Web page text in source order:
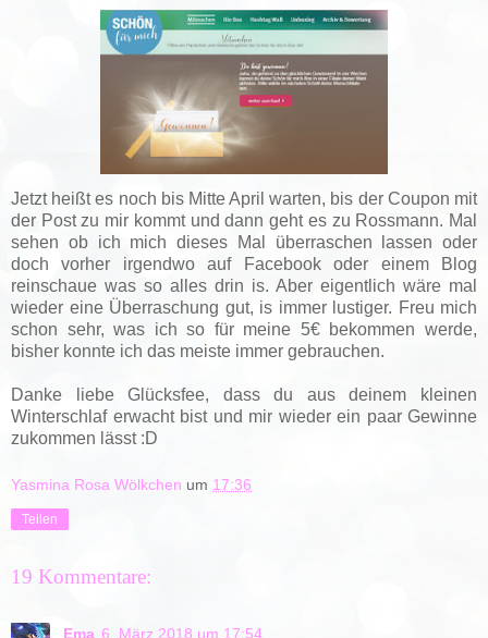
Jetzt heißt es noch bis Mitte April warten, bis der Coupon mit
der Post zu mir kommt und dann geht es zu Rossmann. Mal
sehen ob ich mich dieses Mal überraschen lassen oder
doch vorher irgendwo auf Facebook oder einem Blog
reinschaue was so alles drin is. Aber eigentlich wäre mal
wieder eine Überraschung gut, is immer lustiger. Freu mich
schon sehr, was ich so für meine 5€ bekommen werde,
bisher konnte ich das meiste immer gebrauchen.
Danke liebe Glücksfee, dass du aus deinem kleinen
Winterschlaf erwacht bist und mir wieder ein paar Gewinne
zukommen lässt :D
Yasmina Rosa Wölkchen um 17:36
Teilen
19 Kommentare:
Ema 6. März 2018 um 17:54